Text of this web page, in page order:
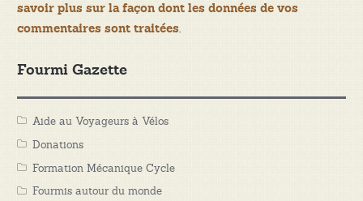
savoir plus sur la façon dont les données de vos
commentaires sont traitées.
Fourmi Gazette
Aide au Voyageurs à Vélos
Donations
Formation Mécanique Cycle
Fourmis autour du monde